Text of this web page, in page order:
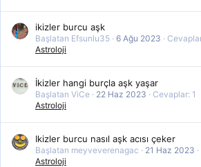
ikizler burcu aşk
Başlatan Efsunlu35 6 Ağu 2023
Astroloji
İkizler hangi burçla aşk yaşar
Başlatan ViCe 22 Haz 2023
Cevaplar: 1
Astroloji
Ikizler burcu nasıl aşk acısı çeker
Başlatan meyveverenagac 21 Haz 2023
Astroloji